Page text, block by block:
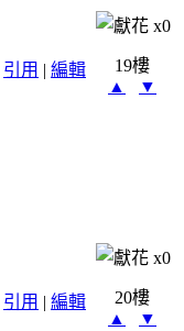
x0
引用 | 編輯
19樓
▲
▼
x0
引用 | 編輯
20樓
▲
▼